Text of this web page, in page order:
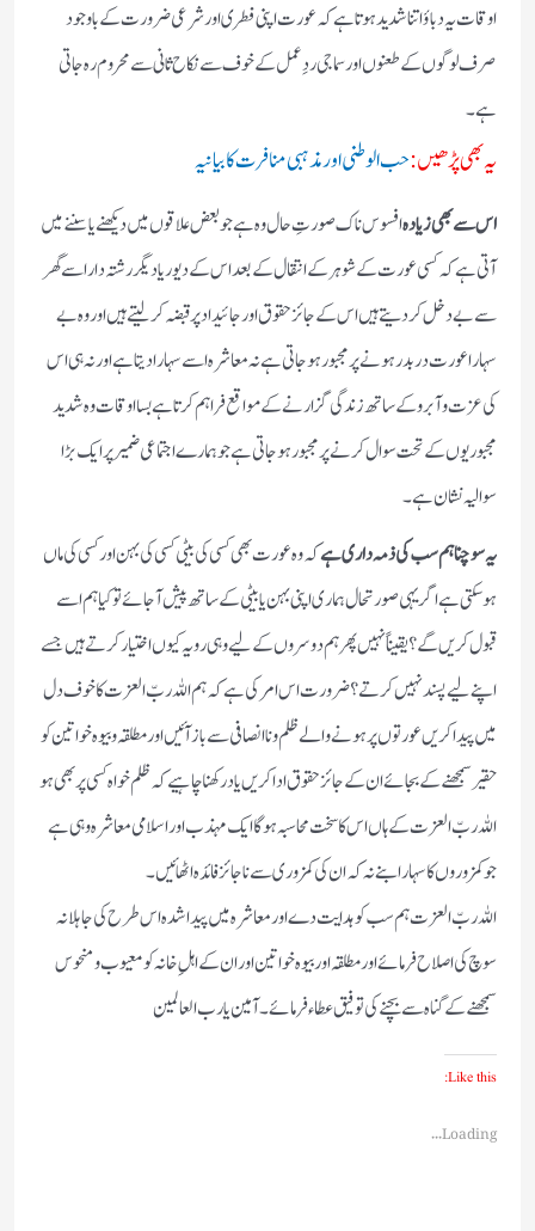
اوقات یہ دباؤ اتنا شدید ہوتا ہے کہ عورت اپنی فطری اور شرعی ضرورت کے باوجود
صرف لوگوں کے طعنوں اور سماجی ردِعمل کے خوف سے نکاح ثانی سے محروم رہ جاتی
ہے۔
یہ بھی پڑھیں:حب الوطنی اور مذہبی منافرت کا بیانیہ
اس سے بھی زیادہافسوس ناک صورتِ حال وہ ہے جو بعض علاقوں میں دیکھنے یا سننے میں
آتی ہے کہ کسی عورت کے شوہر کے انتقال کے بعد اس کے دیور یا دیگر رشتہ دار اسے گھر
سے بے دخل کر دیتے ہیں اس کے جائز حقوق اور جائیداد پر قبضہ کر لیتے ہیں اور وہ بے
سہارا عورت دربدر ہونے پر مجبور ہو جاتی ہے نہ معاشرہ اسے سہارا دیتا ہے اور نہ ہی اس
کی عزت و آبرو کے ساتھ زندگی گزارنے کے مواقع فراہم کرتا ہے بسا اوقات وہ شدید
مجبوریوں کے تحت سوال کرنے پر مجبور ہو جاتی ہے جو ہمارے اجتماعی ضمیر پر ایک بڑا
سوالیہ نشان ہے۔
یہ سوچنا ہم سب کی ذمہ داری ہےکہ وہ عورت بھی کسی کی بیٹی کسی کی بہن اور کسی کی ماں
ہو سکتی ہے اگر یہی صورتحال ہماری اپنی بہن یا بیٹی کے ساتھ پیش آ جائے تو کیا ہم اسے
قبول کریں گے؟ یقیناً نہیں پھر ہم دوسروں کے لیے وہی رویہ کیوں اختیار کرتے ہیں جسے
اپنے لیے پسند نہیں کرتے؟ ضرورت اس امر کی ہے کہ ہم اللہ ربّ العزت کا خوف دل
میں پیدا کریں عورتوں پر ہونے والے ظلم و ناانصافی سے باز آئیں اور مطلقہ و بیوہ خواتین کو
حقیر سمجھنے کے بجائے ان کے جائز حقوق ادا کریں یاد رکھنا چاہیے کہ ظلم خواہ کسی پر بھی ہو
اللہ ربّ العزت کے ہاں اس کا سخت محاسبہ ہوگا ایک مہذب اور اسلامی معاشرہ وہی ہے
جو کمزوروں کا سہارا بنے نہ کہ ان کی کمزوری سے ناجائز فائدہ اٹھائیں۔
اللہ ربّ العزت ہم سب کو ہدایت دے اور معاشرہ میں پیدا شدہ اس طرح کی جاہلانہ
سوچ کی اصلاح فرمائے اور مطلقہ اور بیوہ خواتین اور ان کے اہلِ خانہ کو معیوب و منحوس
سمجھنے کے گناہ سے بچنے کی توفیق عطاء فرمائے۔ آمین یارب العالمین
Like this:
Loading...